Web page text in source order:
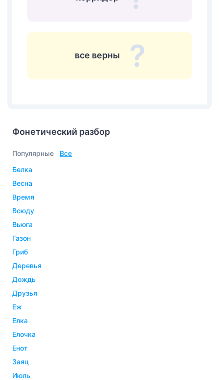
все верны
Фонетический разбор
Популярные
Все
белка
весна
время
всюду
вьюга
газон
гриб
деревья
дождь
друзья
еж
елка
елочка
енот
заяц
июль